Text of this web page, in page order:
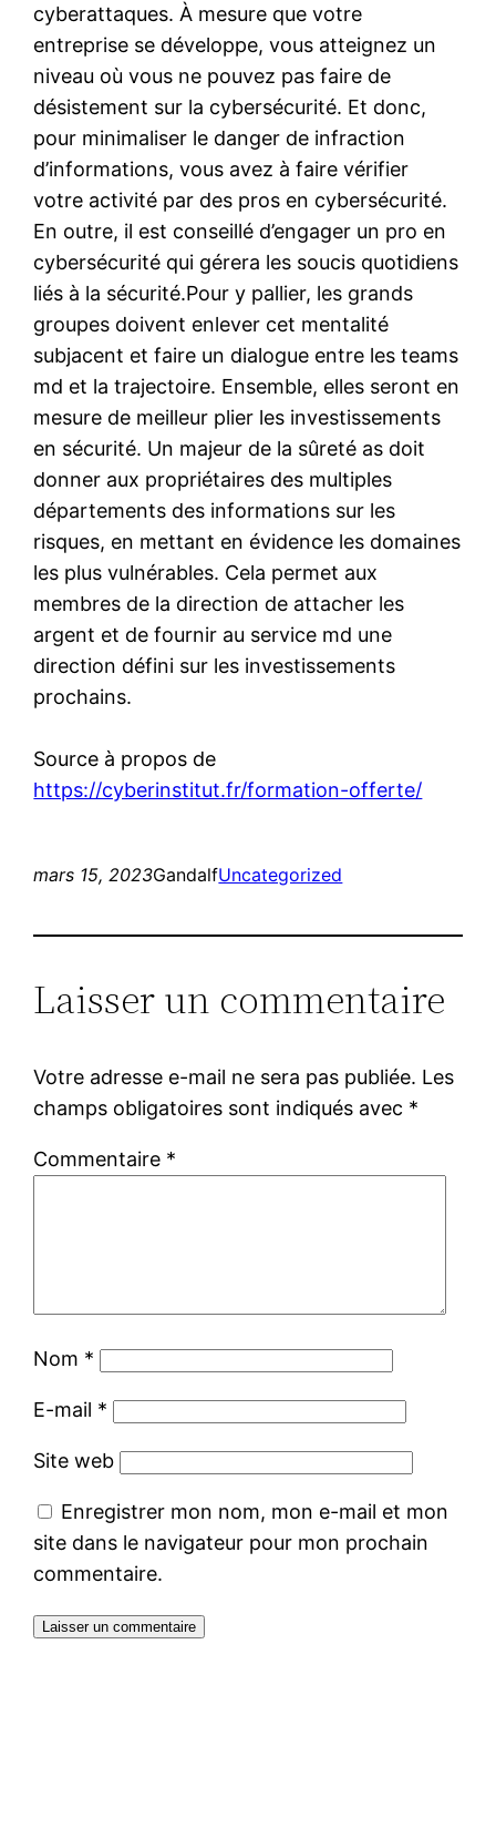
cyberattaques. À mesure que votre
entreprise se développe, vous atteignez un
niveau où vous ne pouvez pas faire de
désistement sur la cybersécurité. Et donc,
pour minimaliser le danger de infraction
d’informations, vous avez à faire vérifier
votre activité par des pros en cybersécurité.
En outre, il est conseillé d’engager un pro en
cybersécurité qui gérera les soucis quotidiens
liés à la sécurité.Pour y pallier, les grands
groupes doivent enlever cet mentalité
subjacent et faire un dialogue entre les teams
md et la trajectoire. Ensemble, elles seront en
mesure de meilleur plier les investissements
en sécurité. Un majeur de la sûreté as doit
donner aux propriétaires des multiples
départements des informations sur les
risques, en mettant en évidence les domaines
les plus vulnérables. Cela permet aux
membres de la direction de attacher les
argent et de fournir au service md une
direction défini sur les investissements
prochains.
Source à propos de
https://cyberinstitut.fr/formation-offerte/
mars 15, 2023GandalfUncategorized
Laisser un commentaire
Votre adresse e-mail ne sera pas publiée. Les
champs obligatoires sont indiqués avec *
Commentaire *
Nom *
E-mail *
Site web
Enregistrer mon nom, mon e-mail et mon
site dans le navigateur pour mon prochain
commentaire.